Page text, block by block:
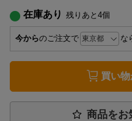
在庫あり 残りあと 4個
今からのご注文で な
買い
商品をお